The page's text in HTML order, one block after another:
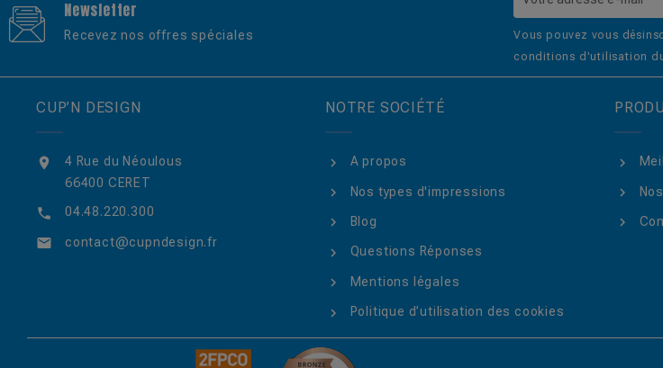
Newsletter
Recevez nos offres spéciales
Vous pouvez vous
conditions d'utilisation
CUP’N DESIGN

4 Rue du Néoulous
66400 CERET
 04.48.220.300
 contact@cupndesign.fr
NOTRE SOCIÉTÉ
A propos
Nos types d'impressions
Blog
Questions Réponses
Mentions légales
Politique d’utilisation des cookies